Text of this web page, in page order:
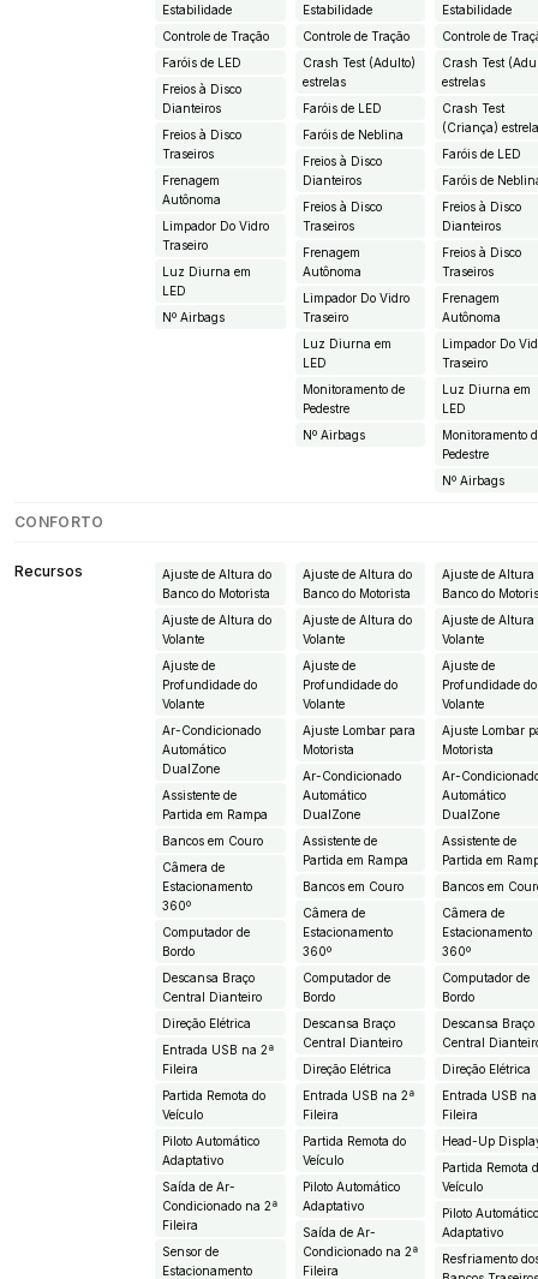
Estabilidade
Controle de Tração
Faróis de LED
Freios à Disco
Dianteiros
Freios à Disco
Traseiros
Frenagem
Autônoma
Limpador Do Vidro
Traseiro
Luz Diurna em
LED
Nº Airbags
Estabilidade
Controle de Tração
Crash Test (Adulto)
estrelas
Faróis de LED
Faróis de Neblina
Freios à Disco
Dianteiros
Freios à Disco
Traseiros
Frenagem
Autônoma
Limpador Do Vidro
Traseiro
Luz Diurna em
LED
Monitoramento de
Pedestre
Nº Airbags
Estabilidade
Controle de
Crash Test
estrelas
Crash Test
(Criança)
Faróis de LED
Faróis de
Freios à Disco
Dianteiros
Freios à Disco
Traseiros
Frenagem
Autônoma
Limpador Do
Traseiro
Luz Diurna em
LED
Monitoramento
Pedestre
Nº Airbags
CONFORTO
Recursos
Ajuste de Altura do
Banco do Motorista
Ajuste de Altura do
Volante
Ajuste de
Profundidade do
Volante
Ar-Condicionado
Automático
DualZone
Assistente de
Partida em Rampa
Bancos em Couro
Câmera de
Estacionamento
360º
Computador de
Bordo
Descansa Braço
Central Dianteiro
Direção Elétrica
Entrada USB na 2ª
Fileira
Partida Remota do
Veículo
Piloto Automático
Adaptativo
Saída de Ar-
Condicionado na 2ª
Fileira
Sensor de
Estacionamento
Ajuste de Altura do
Banco do Motorista
Ajuste de Altura do
Volante
Ajuste de
Profundidade do
Volante
Ajuste Lombar para
Motorista
Ar-Condicionado
Automático
DualZone
Assistente de
Partida em Rampa
Bancos em Couro
Câmera de
Estacionamento
360º
Computador de
Bordo
Descansa Braço
Central Dianteiro
Direção Elétrica
Entrada USB na 2ª
Fileira
Partida Remota do
Veículo
Piloto Automático
Adaptativo
Saída de Ar-
Condicionado na 2ª
Fileira
Ajuste de Altura
Banco do
Ajuste de Altura
Volante
Ajuste de
Profundidade do
Volante
Ajuste Lombar
Motorista
Ar-
Automático
DualZone
Assistente de
Partida em
Bancos em
Câmera de
Estacionamento
360º
Computador de
Bordo
Descansa Braço
Central
Direção Elétrica
Entrada USB
Fileira
Head-Up
Partida Remota
Veículo
Piloto
Adaptativo
Resfriamento